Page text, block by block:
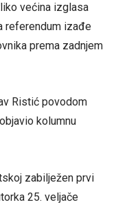
većina izglasa
referendum izađe
prema zadnjem
Ristić povodom
kolumnu
zabilježen prvi
25. veljače